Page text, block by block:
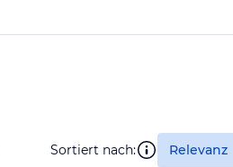
Sortiert nach: Relevanz